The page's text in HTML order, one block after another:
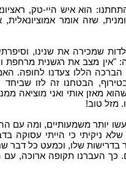
הוא איש היי-טק,
שזה אומר אמוציונאלית,
שמכירה את שנינו,
"אין מצב את רגשנית מרחפת
הללו צעדנו לחופה.
הבטחנו זה לזו
מאזן אותי ואני מוציאה
מזל טוב!
יותר משמעותיים, ומה עם
ניקיתי כי הייתי עסוקה
שלו, וכמעט כל דבר
כך העברנו תקופה ארוכה,